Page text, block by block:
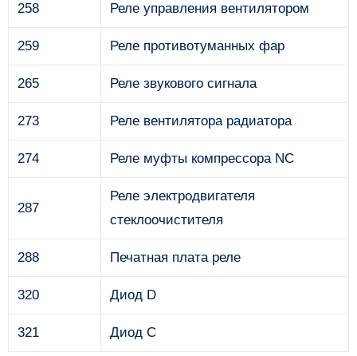
258 Реле управления вентилятором
259 Реле противотуманных фар
265 Реле звукового сигнала
273 Реле вентилятора радиатора
274 Реле муфты компрессора NC
287
Реле электродвигателя
стеклоочистителя
288 Печатная плата реле
320 Диод D
321 Диод C